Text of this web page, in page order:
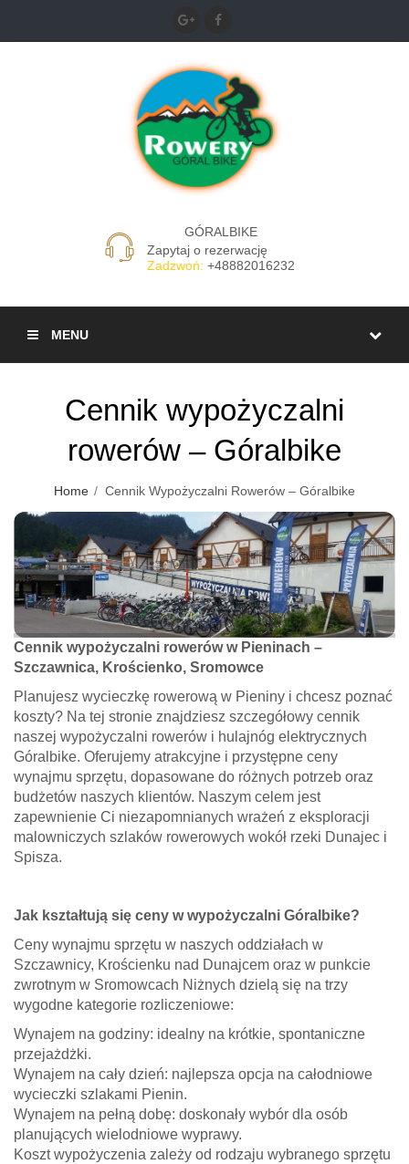
GÓRALBIKE
Zapytaj o rezerwację
Zadzwoń: +48882016232
MENU
Cennik wypożyczalni
rowerów – Góralbike
Home Cennik Wypożyczalni Rowerów – Góralbike
Cennik wypożyczalni rowerów w Pieninach –
Szczawnica, Krościenko, Sromowce
Planujesz wycieczkę rowerową w Pieniny i chcesz poznać
koszty? Na tej stronie znajdziesz szczegółowy cennik
naszej wypożyczalni rowerów i hulajnóg elektrycznych
Góralbike. Oferujemy atrakcyjne i przystępne ceny
wynajmu sprzętu, dopasowane do różnych potrzeb oraz
budżetów naszych klientów. Naszym celem jest
zapewnienie Ci niezapomnianych wrażeń z eksploracji
malowniczych szlaków rowerowych wokół rzeki Dunajec i
Spisza.
Jak kształtują się ceny w wypożyczalni Góralbike?
Ceny wynajmu sprzętu w naszych oddziałach w
Szczawnicy, Krościenku nad Dunajcem oraz w punkcie
zwrotnym w Sromowcach Niżnych dzielą się na trzy
wygodne kategorie rozliczeniowe:
Wynajem na godziny: idealny na krótkie, spontaniczne
przejażdżki.
Wynajem na cały dzień: najlepsza opcja na całodniowe
wycieczki szlakami Pienin.
Wynajem na pełną dobę: doskonały wybór dla osób
planujących wielodniowe wyprawy.
Koszt wypożyczenia zależy od rodzaju wybranego sprzętu